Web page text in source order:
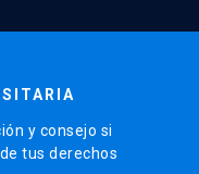
y consejo si
tus derechos